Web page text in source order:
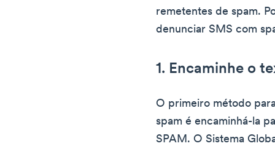
remetentes de spam.
denunciar SMS com
1. Encaminhe o
O primeiro método
spam é encaminhá-la
SPAM. O Sistema